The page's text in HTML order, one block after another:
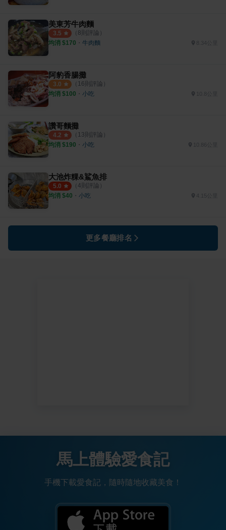
美東芳牛肉麵
3.5 （ 8則評論）
均消 $170 ・ 牛肉麵 8.34公里
阿豹香腸攤
3.0 （ 16則評論）
均消 $100 ・ 小吃 10.8公里
讚哥麵攤
4.2 （ 13則評論）
均消 $190 ・ 小吃 10.86公里
大池炸粿&鯊魚排
5.0 （ 4則評論）
均消 $40 ・ 小吃 4.15公里
更多餐廳排名
馬上體驗愛食記
手機下載愛食記，隨時隨地收藏美食！